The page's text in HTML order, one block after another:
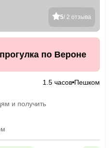
5/ 2 отзыва
по Вероне
1.5 часов Пешком
и получить